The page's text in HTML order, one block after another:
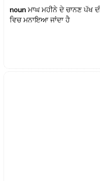
noun ਮਾਘ ਮਹੀਨੇ ਦੇ ਚਾਨਣ ਪੱਖ
ਵਿਚ ਮਨਾਇਆ ਜਾਂਦਾ ਹੈ